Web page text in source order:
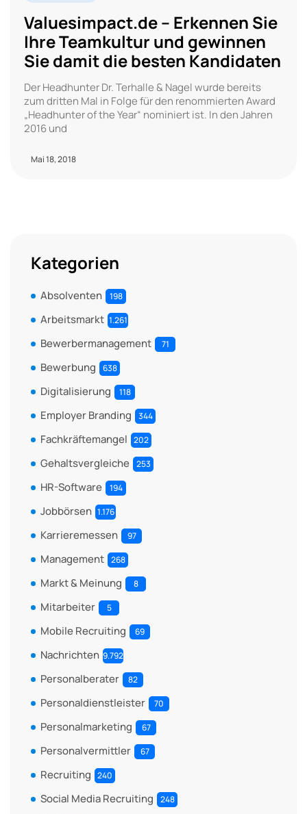
Valuesimpact.de – Erkennen Sie
Ihre Teamkultur und gewinnen
Sie damit die besten Kandidaten
Der Headhunter Dr. Terhalle & Nagel wurde bereits
zum dritten Mal in Folge für den renommierten Award
„Headhunter of the Year“ nominiert ist. In den Jahren
2016 und
Mai 18, 2018
Kategorien
Absolventen 198
Arbeitsmarkt 1.261
Bewerbermanagement 71
Bewerbung 638
Digitalisierung 118
Employer Branding 344
Fachkräftemangel 202
Gehaltsvergleiche 253
HR-Software 194
Jobbörsen 1.176
Karrieremessen 97
Management 268
Markt & Meinung 8
Mitarbeiter 5
Mobile Recruiting 69
Nachrichten 9.792
Personalberater 82
Personaldienstleister 70
Personalmarketing 67
Personalvermittler 67
Recruiting 240
Social Media Recruiting 248